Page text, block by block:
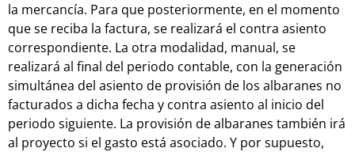
la mercancía. Para que posteriormente, en el momento
que se reciba la factura, se realizará el contra asiento
correspondiente. La otra modalidad, manual, se
realizará al final del periodo contable, con la generación
simultánea del asiento de provisión de los albaranes no
facturados a dicha fecha y contra asiento al inicio del
periodo siguiente. La provisión de albaranes también irá
al proyecto si el gasto está asociado. Y por supuesto,